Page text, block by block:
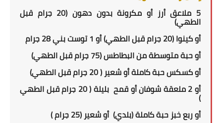
5 ملاعق أرز أو مكرونة بدون دهون (20 جرام قبل
الطهي)
أو كينوا (20جرام قبل الطهي) أو 1توست بني
أو حبة متوسطة من البطاطس (75جرام قبل الطهي)
أو كسكس حبة كاملة أو شعير (20جرام قبل الطهي)
أو 2 ملعقة شوفان أو قمح
بليلة (20 جرام قبل الطهي
)
أوربعخبز حبة كاملة(بلدي) أو شعير(
25جرام)